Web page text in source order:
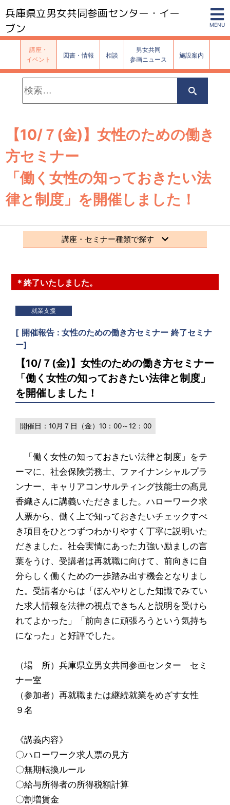
兵庫県立男女共同参画センター・イー
ブン
MENU
講座・
イベント
図書・情報 相談
男女共同
参画ニュース
施設案内
索:
検
索
【10/７(金)】女性のための働き
方セミナー
「働く女性の知っておきたい法
律と制度」を開催しました！
講座・セミナー種類で探す
＊終了いたしました。
就業支援
[ 開催報告 女性のための働き方セミナー 終了セミナ
ー]
【10/７(金)】女性のための働き方セミナー
「働く女性の知っておきたい法律と制度」
を開催しました！
開催日： 10月７日（金）10：00～12：00
「働く女性の知っておきたい法律と制度」をテ
ーマに、社会保険労務士、ファイナンシャルプラ
ンナー、キャリアコンサルティング技能士の髙見
香織さんに講義いただきました。ハローワーク求
人票から、働く上で知っておきたいチェックすべ
き項目をひとつずつわかりやすく丁寧に説明いた
だきました。社会実情にあった力強い励ましの言
葉をうけ、受講者は再就職に向けて、前向きに自
分らしく働くための一歩踏み出す機会となりまし
た。受講者からは「ぼんやりとした知識でみてい
た求人情報を法律の視点できちんと説明を受けら
れてよかった」「前向きに頑張ろうという気持ち
になった」と好評でした。
（場 所）兵庫県立男女共同参画センター セミ
ナー室
（参加者）再就職または継続就業をめざす女性
９名
《講義内容》
〇ハローワーク求人票の見方
〇無期転換ルール
〇給与所得者の所得税額計算
〇割増賃金